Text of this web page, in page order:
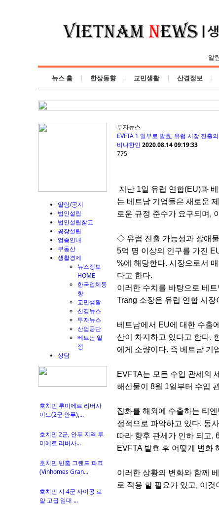
알
뉴스 홈 한상동향 교민생활 산경정보
알림/공지
법인설립
법인설립참고
공장설립
업종안내
부동산
생활경제
뉴스정보
HOME
한국업체동
향
교민생활
산경뉴스
투자뉴스
산업공단
베트남 일
정
상담
호치민 루미에르 리버사
이드(2군 안푸),...
호치민 2군, 안푸 지역 루
미에르 리버사...
호치민 빈홈 그랜드 파크
(Vinhomes Gran...
호치민 시 4군 사이공 로
얄 고급 임대 ...
투자뉴스
EVFTA 1 일부로 발효, 유럽 시장 진출
비나한인 2020.08.14 09:19:33
775
지난 1일 유럽 연합(EU)과
는 베트남 기업들은 새로운
로운 규정 준수가 요구되며,
◇ 유럽 진출 가능성과 장애물
5억 명 이상의 인구를 가진
%에 해당한다. 시장으로서
다고 한다.
이러한 수치를 바탕으로 베
Trang 소장은 유럽 연합 시
베트남에서 EU에 대한 수출
산이 차지하고 있다고 한다.
에게 소량이다. 즉 베트남 기
EVFTA는 모든 수입 관세의
해산물이 8월 1일부터 수입
잡화를 해외에 수출하는 티
정적으로 파악하고 있다. 동
따라 향후 관세가 인하 되고,
EVFTA 발효 후 어떻게 변화
이러한 상황의 변화와 함께
로 적용 할 필요가 있고, 이